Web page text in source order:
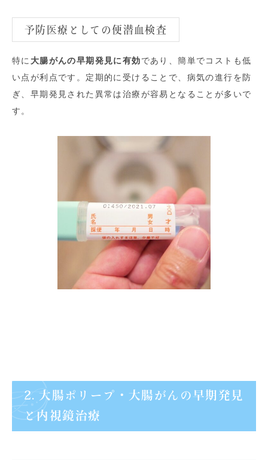
予防医療としての便潜血検査
特に 大腸がんの早期発見に有効であり、簡単でコストも低
い点が利点です。定期的に受けることで、病気の進行を防
ぎ、早期発見された異常は治療が容易となることが多いで
す。
2. 大腸ポリープ・大腸がんの早期発見
と内視鏡治療